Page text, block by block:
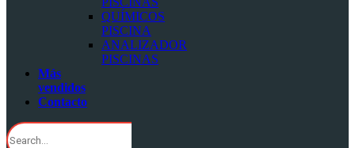
QUÍMICOS
PISCINA
ANALIZADOR
PISCINAS
Más
vendidos
Contacto